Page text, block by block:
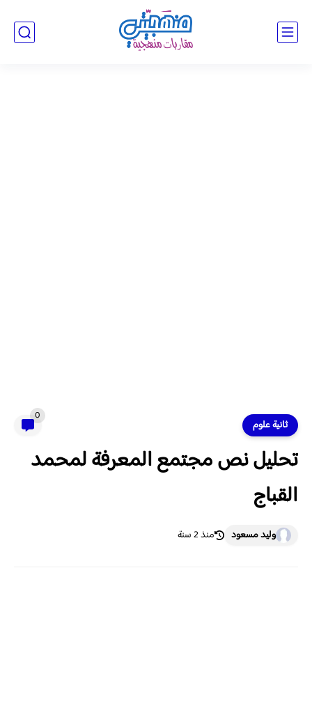
ثانية علوم
0
تحليل نص مجتمع المعرفة لمحمد
القباج
وليد مسعود منذ 2 سنة